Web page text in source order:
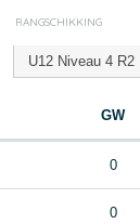
RANGSCHIKKING
U12 Niveau 4
GW
0
0